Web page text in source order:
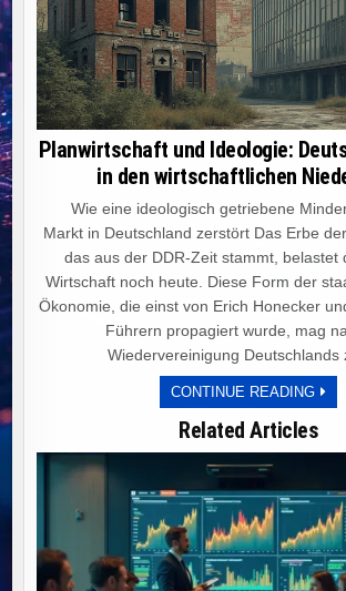
Planwirtschaft und Ideologie:
in den wirtschaftlichen
Wie eine ideologisch getriebene
Markt in Deutschland zerstört Das Erbe
das aus der DDR-Zeit stammt, belastet
Wirtschaft noch heute. Diese Form der
Ökonomie, die einst von Erich Honecker
Führern propagiert wurde, mag
Wiedervereinigung Deutschlands
CONTINUE READING
UND
Related Articles